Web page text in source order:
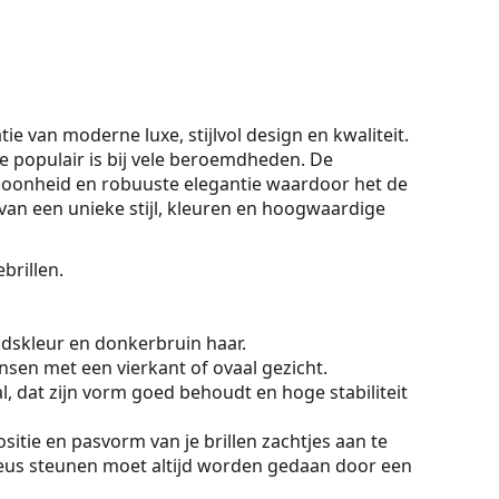
van moderne luxe, stijlvol design en kwaliteit.
populair is bij vele beroemdheden. De
en robuuste elegantie waardoor het de
een unieke stijl, kleuren en hoogwaardige
en donkerbruin haar.
met een vierkant of ovaal gezicht.
dat zijn vorm goed behoudt en hoge stabiliteit
en pasvorm van je brillen zachtjes aan te
steunen moet altijd worden gedaan door een